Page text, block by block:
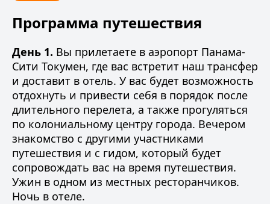
Программа путешествия
День 1. Вы прилетаете в аэропорт Панама-
Сити Токумен, где вас встретит наш трансфер
и доставит в отель. У вас будет возможность
отдохнуть и привести себя в порядок после
длительного перелета, а также прогуляться
по колониальному центру города. Вечером
знакомство с другими участниками
путешествия и с гидом, который будет
сопровождать вас на время путешествия.
Ужин в одном из местных ресторанчиков.
Ночь в отеле.